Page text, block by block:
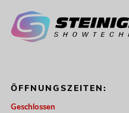
ÖFFNUNGSZEITEN:
Geschlossen